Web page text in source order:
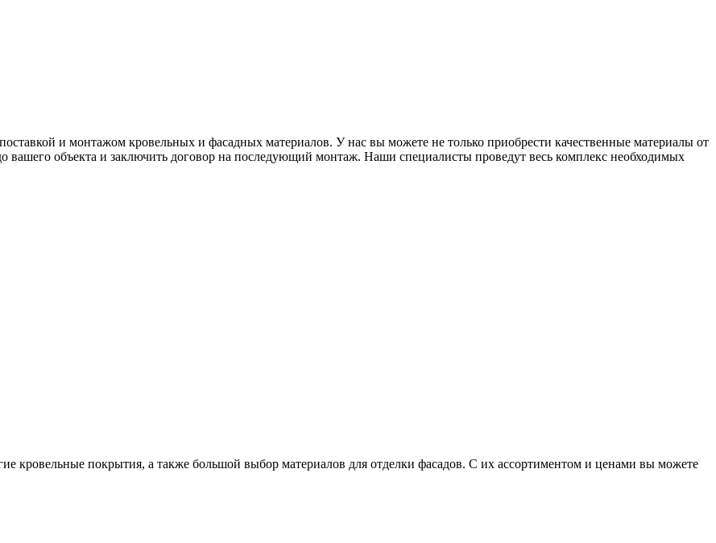
и монтажом кровельных и фасадных материалов. У нас вы можете не только приобрести качественные материалы от
вашего объекта и заключить договор на последующий монтаж. Наши специалисты проведут весь комплекс необходимых
кровельные покрытия, а также большой выбор материалов для отделки фасадов. С их ассортиментом и ценами вы можете